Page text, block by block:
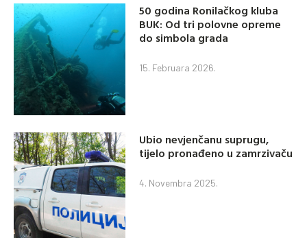
50 godina Ronilačkog kluba
BUK: Od tri polovne opreme
do simbola grada
15. Februara 2026.
Ubio nevjenčanu suprugu,
tijelo pronađeno u zamrzivaču
4. Novembra 2025.